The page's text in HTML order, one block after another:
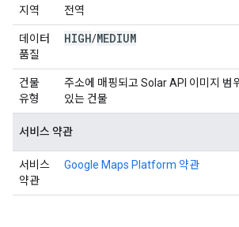
지역 전역
데이터
품질
HIGH/MEDIUM
건물
유형
주소에 매핑되고 Solar API 이미지 범
있는 건물
서비스 약관
서비스
약관
Google Maps Platform 약관